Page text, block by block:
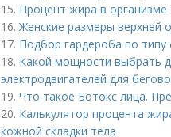
15. Процент жира в
16.Женские размеры верхней
17. Подбор гардероба по
18. Какой мощности выбрать
электродвигателей для
19. Что такое Ботокс лица.
20. Калькулятор процента
кожной складки тела